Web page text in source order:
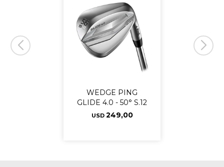
WEDGE PING
GLIDE 4.0 - 50° S.12
USD 249,00